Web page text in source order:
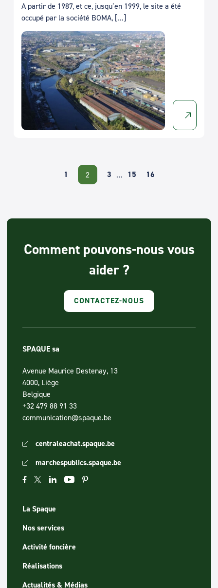
A partir de 1987, et ce, jusqu’en 1999, le site a été
occupé par la société BOMA, […]
1 2 3 … 15 16
Comment pouvons-nous vous
aider ?
CONTACTEZ-NOUS
SPAQUE sa
Avenue Maurice Destenay, 13
4000, Liège
Belgique
+32 479 88 91 33
communication@spaque.be
centraleachat.spaque.be
marchespublics.spaque.be
La Spaque
Nos services
Activité foncière
Réalisations
Actualités & Médias